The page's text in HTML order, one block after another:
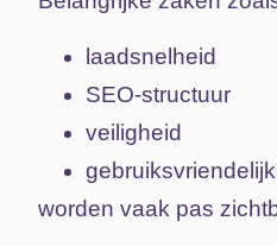
laadsnelheid
SEO-structuur
veiligheid
worden vaak pas